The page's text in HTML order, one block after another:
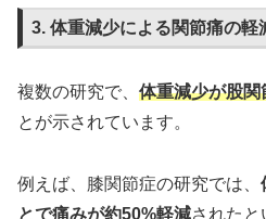
3. 体重減少による関節痛の軽
複数の研究で、 体重減少が股
とが示されています。
例えば、膝関節症の研究では、
とで痛みが約50%軽減されたと